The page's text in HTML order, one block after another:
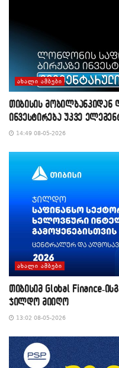
ᲐᲮᲐᲚᲘ ᲐᲛᲑᲔᲑᲘ
თიბისის
ინვესტირება უკვე
14:49 08-05-2026
ᲐᲮᲐᲚᲘ ᲐᲛᲑᲔᲑᲘ
თიბისიმ Global Finance-
ჯილდო მიიღო
13:02 08-05-2026